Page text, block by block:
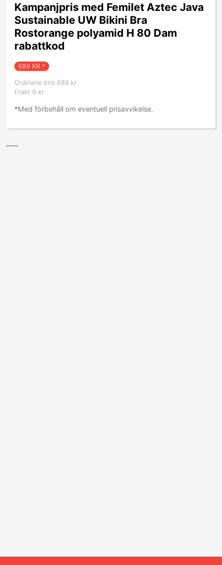
Kampanjpris med Femilet Aztec Java
Sustainable UW Bikini Bra
Rostorange polyamid H 80 Dam
rabattkod
689 KR *
Ordinarie pris 689 kr
Frakt 0 kr
*Med förbehåll om eventuell prisavvikelse.
......